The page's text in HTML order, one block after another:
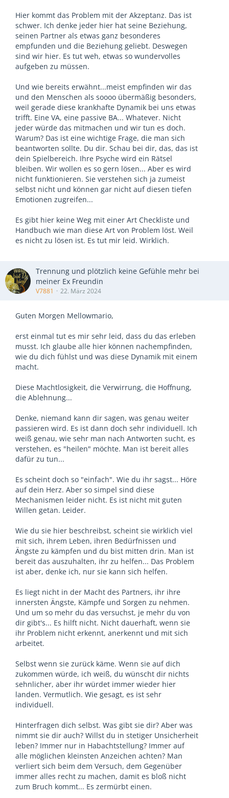
Hier kommt das Problem mit der Akzeptanz. Das ist
schwer. Ich denke jeder hier hat seine Beziehung,
seinen Partner als etwas ganz besonderes
empfunden und die Beziehung geliebt. Deswegen
sind wir hier. Es tut weh, etwas so wundervolles
aufgeben zu müssen.
Und wie bereits erwähnt...meist empfinden wir das
und den Menschen als soooo übermäßig besonders,
weil gerade diese krankhafte Dynamik bei uns etwas
trifft. Eine VA, eine passive BA... Whatever. Nicht
jeder würde das mitmachen und wir tun es doch.
Warum? Das ist eine wichtige Frage, die man sich
beantworten sollte. Du dir. Schau bei dir, das, das ist
dein Spielbereich. Ihre Psyche wird ein Rätsel
bleiben. Wir wollen es so gern lösen... Aber es wird
nicht funktionieren. Sie verstehen sich ja zumeist
selbst nicht und können gar nicht auf diesen tiefen
Emotionen zugreifen...
Es gibt hier keine Weg mit einer Art Checkliste und
Handbuch wie man diese Art von Problem löst. Weil
es nicht zu lösen ist. Es tut mir leid. Wirklich.
Trennung und plötzlich keine Gefühle mehr bei
meiner Ex Freundin
V7881 22. März 2024
Guten Morgen Mellowmario,
erst einmal tut es mir sehr leid, dass du das erleben
musst. Ich glaube alle hier können nachempfinden,
wie du dich fühlst und was diese Dynamik mit einem
macht.
Diese Machtlosigkeit, die Verwirrung, die Hoffnung,
die Ablehnung...
Denke, niemand kann dir sagen, was genau weiter
passieren wird. Es ist dann doch sehr individuell. Ich
weiß genau, wie sehr man nach Antworten sucht, es
verstehen, es "heilen" möchte. Man ist bereit alles
dafür zu tun...
Es scheint doch so "einfach". Wie du ihr sagst... Höre
auf dein Herz. Aber so simpel sind diese
Mechanismen leider nicht. Es ist nicht mit guten
Willen getan. Leider.
Wie du sie hier beschreibst, scheint sie wirklich viel
mit sich, ihrem Leben, ihren Bedürfnissen und
Ängste zu kämpfen und du bist mitten drin. Man ist
bereit das auszuhalten, ihr zu helfen... Das Problem
ist aber, denke ich, nur sie kann sich helfen.
Es liegt nicht in der Macht des Partners, ihr ihre
innersten Ängste, Kämpfe und Sorgen zu nehmen.
Und um so mehr du das versuchst, je mehr du von
dir gibt's... Es hilft nicht. Nicht dauerhaft, wenn sie
ihr Problem nicht erkennt, anerkennt und mit sich
arbeitet.
Selbst wenn sie zurück käme. Wenn sie auf dich
zukommen würde, ich weiß, du wünscht dir nichts
sehnlicher, aber ihr würdet immer wieder hier
landen. Vermutlich. Wie gesagt, es ist sehr
individuell.
Hinterfragen dich selbst. Was gibt sie dir? Aber was
nimmt sie dir auch? Willst du in stetiger Unsicherheit
leben? Immer nur in Habachtstellung? Immer auf
alle möglichen kleinsten Anzeichen achten? Man
verliert sich beim dem Versuch, dem Gegenüber
immer alles recht zu machen, damit es bloß nicht
zum Bruch kommt... Es zermürbt einen.